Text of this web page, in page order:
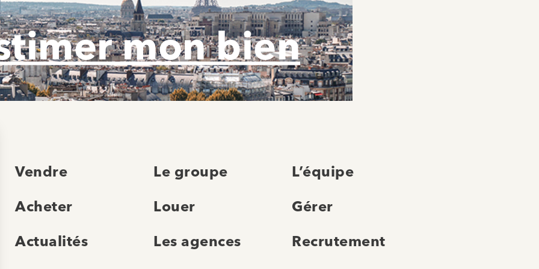
mon bien
Vendre Le groupe L’équipe
Acheter Louer Gérer
Actualités Les agences Recrutement